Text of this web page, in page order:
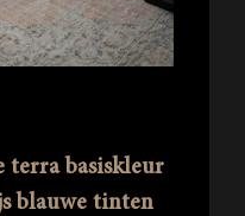
basiskleur
blauwe tinten